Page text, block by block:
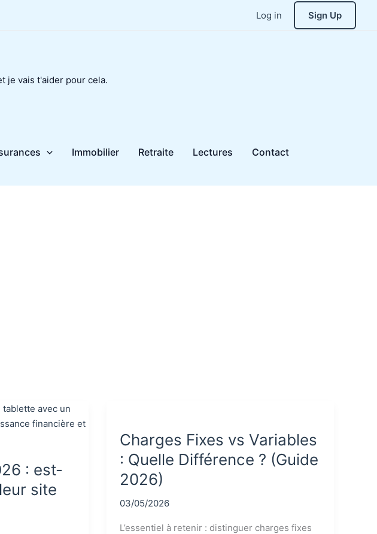
Log in Sign Up
je vais t'aider pour cela.
Immobilier Retraite Lectures Contact
: est-
site
Charges Fixes vs Variables
: Quelle Différence ? (Guide
2026)
03/05/2026
L’essentiel à retenir : distinguer charges fixes